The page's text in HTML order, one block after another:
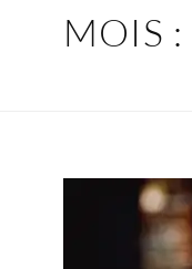
MOIS :